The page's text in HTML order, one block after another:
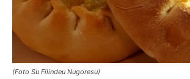
(Foto Su Filindeu Nugoresu)